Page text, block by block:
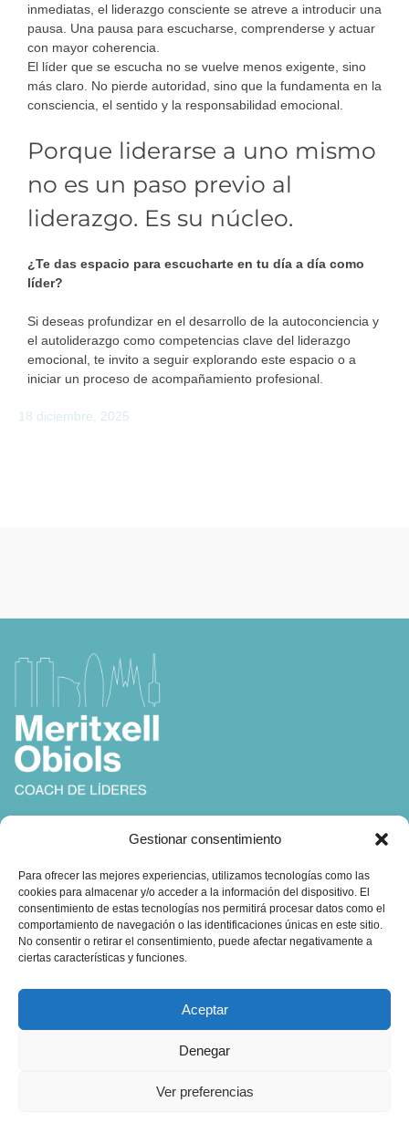
Gestionar consentimiento
Para ofrecer las mejores experiencias, utilizamos tecnologías como las
cookies para almacenar y/o acceder a la información del dispositivo. El
consentimiento de estas tecnologías nos permitirá procesar datos como el
comportamiento de navegación o las identificaciones únicas en este sitio.
No consentir o retirar el consentimiento, puede afectar negativamente a
ciertas características y funciones.
Aceptar
Denegar
Ver preferencias
inmediatas, el liderazgo consciente se atreve a introducir una
pausa. Una pausa para escucharse, comprenderse y actuar
con mayor coherencia.
El líder que se escucha no se vuelve menos exigente, sino
más claro. No pierde autoridad, sino que la fundamenta en la
consciencia, el sentido y la responsabilidad emocional.
Porque liderarse a uno mismo
no es un paso previo al
liderazgo. Es su núcleo.
¿Te das espacio para escucharte en tu día a día como
líder?
Si deseas profundizar en el desarrollo de la autoconciencia y
el autoliderazgo como competencias clave del liderazgo
emocional, te invito a seguir explorando este espacio o a
iniciar un proceso de acompañamiento profesional.
18 diciembre, 2025
Coaching, Inteligencia Emocional y Liderazgo
obiols@coachingbcn.com
C/ Major de Sarrià 67, 1º 2ª